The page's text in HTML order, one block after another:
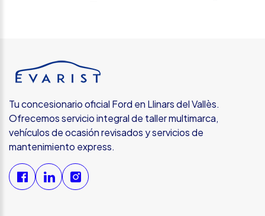
Tu concesionario oficial Ford en Llinars del Vallès.
Ofrecemos servicio integral de taller multimarca,
vehículos de ocasión revisados y servicios de
mantenimiento express.